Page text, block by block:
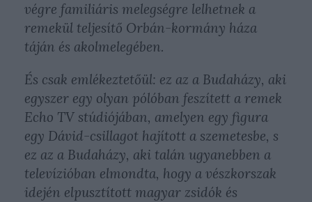
végre familiáris melegségre lelhetnek a
remekül teljesítő Orbán-kormány háza
táján és akolmelegében.
És csak emlékeztetőül: ez az a Budaházy, aki
egyszer egy olyan pólóban feszített a remek
Echo TV stúdiójában, amelyen egy figura
egy Dávid-csillagot hajított a szemetesbe, s
ez az a Budaházy, aki talán ugyanebben a
televízióban elmondta, hogy a vészkorszak
idején elpusztított magyar zsidók és